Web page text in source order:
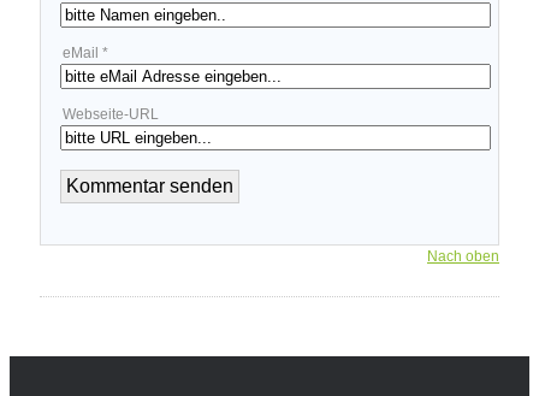
eMail *
Webseite-URL
Nach oben